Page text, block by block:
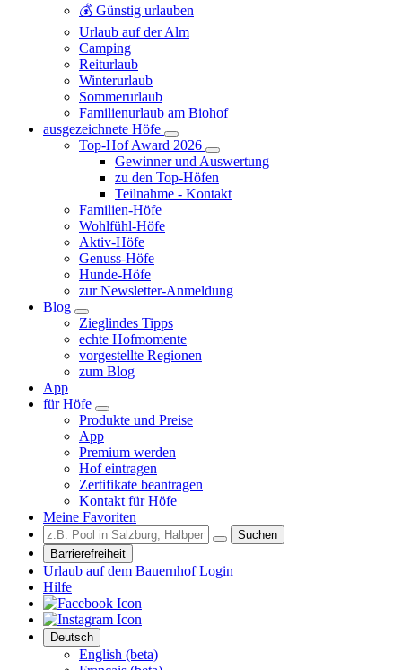
💰 Günstig urlauben
Urlaub auf der Alm
Camping
Reiturlaub
Winterurlaub
Sommerurlaub
Familienurlaub am Biohof
ausgezeichnete Höfe
Top-Hof Award 2026
Gewinner und Auswertung
zu den Top-Höfen
Teilnahme - Kontakt
Familien-Höfe
Wohlfühl-Höfe
Aktiv-Höfe
Genuss-Höfe
Hunde-Höfe
zur Newsletter-Anmeldung
Blog
Zieglindes Tipps
echte Hofmomente
vorgestellte Regionen
zum Blog
App
für Höfe
Produkte und Preise
App
Premium werden
Hof eintragen
Zertifikate beantragen
Kontakt für Höfe
Meine Favoriten
Suchen
Barrierefreiheit
Urlaub auf dem Bauernhof Login
Hilfe
Deutsch
English (beta)